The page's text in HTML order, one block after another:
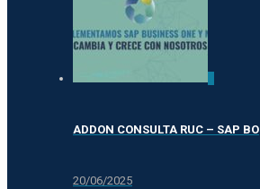
ADDON CONSULTA RUC – SAP BO
20/06/2025